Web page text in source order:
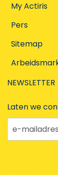
My Actiris
Pers
Sitemap
NEWSLETTER
Laten we
e-mailadres